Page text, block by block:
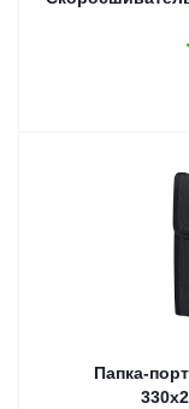
Папка-